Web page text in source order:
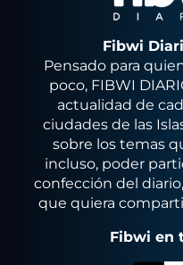
Fibwi
Pensado para
poco, FIBWI
actualidad de
ciudades de las
sobre los temas
incluso, poder
confección del
que quiera
Fibwi en